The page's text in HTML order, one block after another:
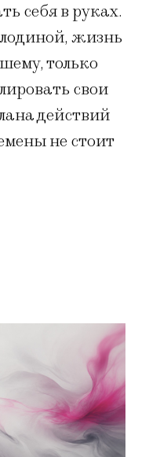
себя в руках.
жизнь
только
свои
действий
не стоит